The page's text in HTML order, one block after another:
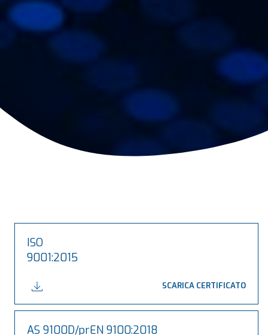
ISO
9001:2015
SCARICA CERTIFICATO
AS 9100D/prEN 9100:2018